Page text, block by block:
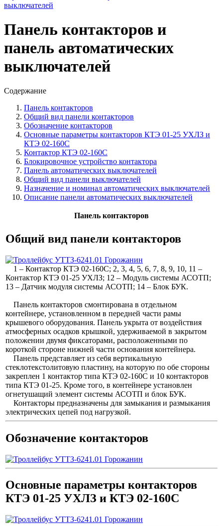
выключателей
Панель контакторов и
панель автоматических
выключателей
Содержание
Панель контакторов
Общий вид панели контакторов
Обозначение контакторов
Основные параметры контакторов КТЭ 01-25 УХЛЗ и
КТЭ 02-160С
Контактор КТЭ 02-160С
Блокировочное устройство контактора
Панель автоматических выключателей
Общий вид панели выключателей
Назначение и номинал автоматических выключателей
Описание панели автоматических выключателей
Панель контакторов
Общий вид панели контакторов
1 – Контактор КТЭ 02-160С; 2, 3, 4, 5, 6, 7, 8, 9, 10, 11 –
Контактор КТЭ 01-25 УХЛЗ; 12 – Модуль системы АСОТП;
13 – Датчик модуля системы АСОТП; 14 – Блок БУК.
Панель контакторов смонтирована в отдельном
контейнере, установленном в передней части рамы
крышевого оборудования. Панель укрыта от воздействия
атмосферных осадков крышкой, удерживаемой в закрытом
положении двумя фиксаторами, расположенными по
короткой стороне нижней части основания контейнера.
Панель представляет из себя вертикальную
стеклотекстолитовую пластину, на которую по обе стороны
закреплен 1 контактор типа КТЭ 02-160С и 10 контакторов
типа КТЭ 01-25. Кроме того, в контейнере установлен
огнетушащий элемент системы АСОТП и блок БУК.
Контакторы предназначены для замыкания и размыкания
электрических цепей под нагрузкой.
Обозначение контакторов
Основные параметры контакторов
КТЭ 01-25 УХЛЗ и КТЭ 02-160С